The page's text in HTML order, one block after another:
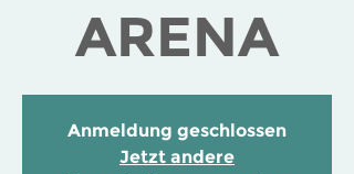
ARENA
Anmeldung geschlossen
Jetzt andere